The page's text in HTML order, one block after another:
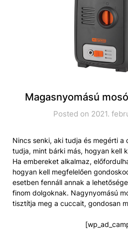
Magasnyomású
Posted on 2021.
Nincs senki, aki tudja és megérti
tudja, mint bárki más, hogyan kell
Ha embereket alkalmaz,
hogyan kell megfelelően
esetben fennáll annak a
finom dolgoknak. Nagynyomású
tisztítja meg a cuccait, gondosan